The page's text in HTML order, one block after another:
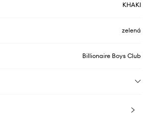
KHAKI
zelená
Billionaire Boys Club